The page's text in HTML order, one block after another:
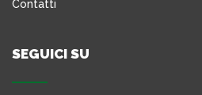
Contatti
SEGUICI SU